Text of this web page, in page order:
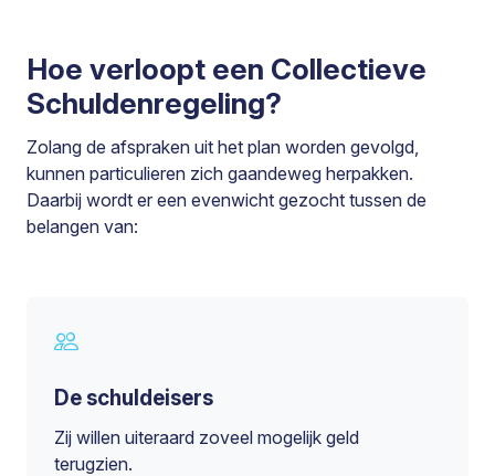
Hoe verloopt een Collectieve
Schuldenregeling?
Zolang de afspraken uit het plan worden gevolgd,
kunnen particulieren zich gaandeweg herpakken.
Daarbij wordt er een evenwicht gezocht tussen de
belangen van:
De schuldeisers
Zij willen uiteraard zoveel mogelijk geld
terugzien.